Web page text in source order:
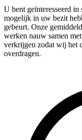
U bent geïnteresseerd
mogelijk in uw bezit
gebeurt. Onze
werken nauw samen
verkrijgen zodat wij het
overdragen.